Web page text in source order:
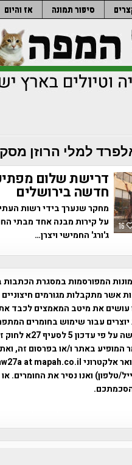
סיפור תמונה אז והיום
למלי הרוזן
16
דרישת שלום
חדשה בירושלים
מחקר שנערך בידי רשות
על קירות מבנה אחד מבתי
ג'ורג' החמישי ויצרן…
המפורסמות במסגרת הכתבות
אשר מתקבלות מגורמים
את מיטב המאמצים לכבד את
יוצרים עבור שימוש בחומרים
המופיע באתר ו/או בפרסום זה,
טלפון) ואנו נסיר את החומרים.